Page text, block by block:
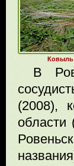
Ковыль
В
(2008),